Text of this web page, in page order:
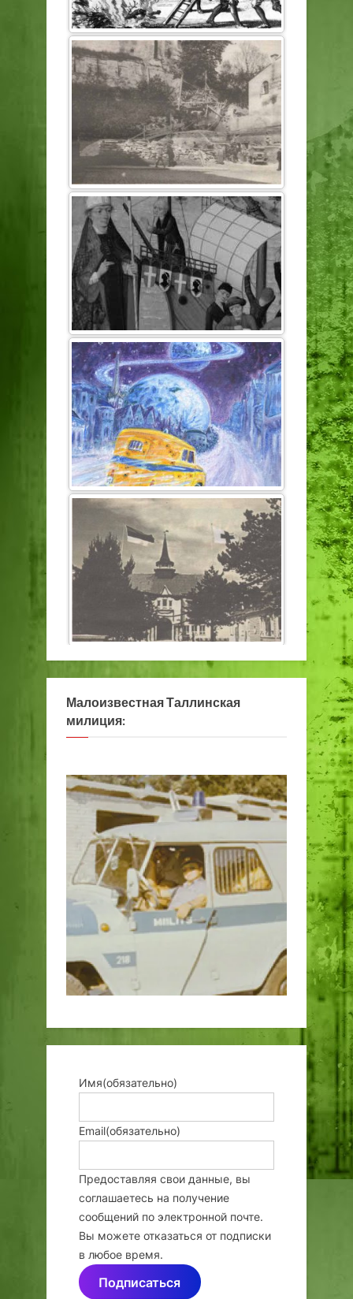
Малоизвестная Таллинская
милиция:
Имя(обязательно)
Email(обязательно)
Предоставляя свои данные, вы
соглашаетесь на получение
сообщений по электронной почте.
Вы можете отказаться от подписки
в любое время.
Подписаться